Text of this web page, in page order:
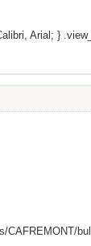
Arial; }
CAFREMONT/